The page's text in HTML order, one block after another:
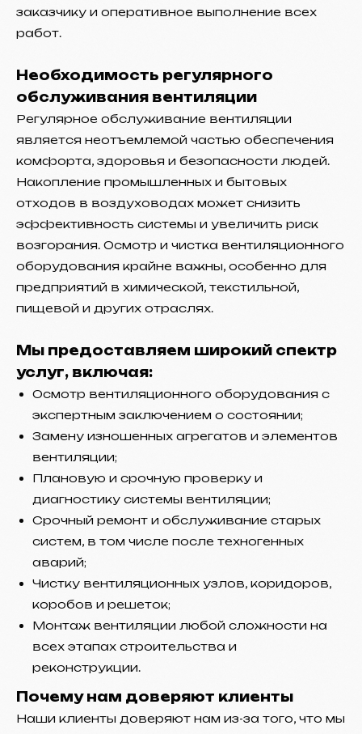
заказчику и оперативное выполнение всех
работ.
Необходимость регулярного
обслуживания вентиляции
Регулярное обслуживание вентиляции
является неотъемлемой частью обеспечения
комфорта, здоровья и безопасности людей.
Накопление промышленных и бытовых
отходов в воздуховодах может снизить
эффективность системы и увеличить риск
возгорания. Осмотр и чистка вентиляционного
оборудования крайне важны, особенно для
предприятий в химической, текстильной,
пищевой и других отраслях.
Мы предоставляем широкий спектр
услуг, включая:
Осмотр вентиляционного оборудования с
экспертным заключением о состоянии;
Замену изношенных агрегатов и элементов
вентиляции;
Плановую и срочную проверку и
диагностику системы вентиляции;
Срочный ремонт и обслуживание старых
систем, в том числе после техногенных
аварий;
Чистку вентиляционных узлов, коридоров,
коробов и решеток;
Монтаж вентиляции любой сложности на
всех этапах строительства и
реконструкции.
Почему нам доверяют клиенты
Наши клиенты доверяют нам из-за того, что мы